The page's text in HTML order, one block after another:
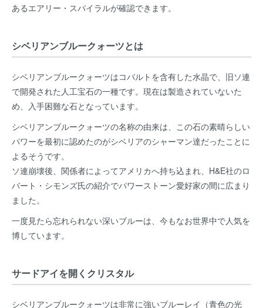
あるエアリー・スパイラルが確認できます。
シベリアンブルークォーツとは
シベリアンブルークォーツはコバルトを含有した水晶で、旧ソ連
で開発された人工宝石の一種です。現在は製造されていないた
め、入手困難な石となっています。
シベリアンブルークォーツの名称の由来は、この石の素晴らしい
パワーを最初に認めたのがシベリアのシャーマン達だったことに
よるそうです。
ソ連崩壊後、関係者によってアメリカへ持ち込まれ、H&E社のロ
バート・シモンズ氏の紹介でパワーストーン愛好家の間に広まり
ました。
一度見たら忘れられない深いブルーは、今もなお世界中で人気を
博しています。
サードアイを開くクリスタル
シベリアンブルークォーツは非常に強いブルーレイ（青色の光